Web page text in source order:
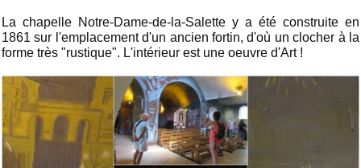
La chapelle Notre-Dame-de-la-Salette y a été construite en
1861 sur l'emplacement d'un ancien fortin, d'où un clocher à la
forme très "rustique". L'intérieur est une oeuvre d'Art !